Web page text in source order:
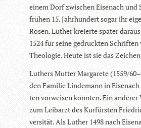
einem Dorf zwi­schen Eisen­ach
frü­hen 15. Jahr­hun­dert sogar ihr
Rosen. Luther kre­ierte spä­ter
1524 für seine gedruck­ten
Theo­lo­gie. Heute ist sie das
Luthers Mut­ter Mar­ga­rete (1559/
den Fami­lie Lin­de­mann in
ten vor­wei­sen konn­ten. Ein
zum Leib­arzt des Kur­fürs­ten
ver­si­tät. Als Luther 1498 nach